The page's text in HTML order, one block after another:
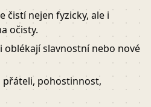
čistí nejen fyzicky, ale i
očisty.
oblékají slavnostní nebo nové
přáteli, pohostinnost,